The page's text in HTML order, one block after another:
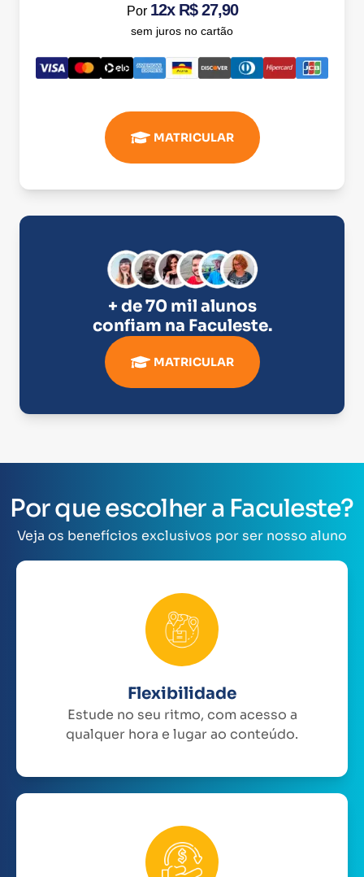
Por 12x R$ 27,90
sem juros no cartão
MATRICULAR
+ de 70 mil alunos
confiam na Faculeste.
MATRICULAR
Por que escolher a Faculeste?
Veja os benefícios exclusivos por ser nosso aluno
Flexibilidade
Estude no seu ritmo, com acesso a
qualquer hora e lugar ao conteúdo.